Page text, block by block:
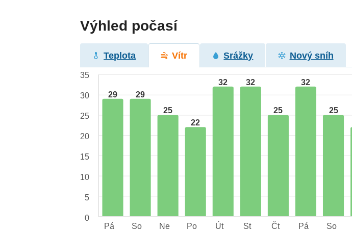
Výhled počasí
Teplota Vítr Srážky Nový sníh
29
29
25
22
32 32
25
32
25
35
30
25
20
15
10
5
0
Pá
So Ne Po Út St Čt Pá So